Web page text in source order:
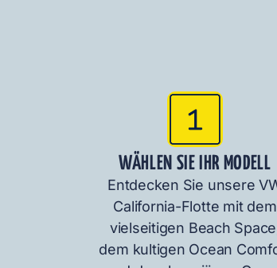
WÄHLEN SIE IHR MODELL
Entdecken Sie unsere
California-Flotte mit dem
vielseitigen Beach
dem kultigen Ocean